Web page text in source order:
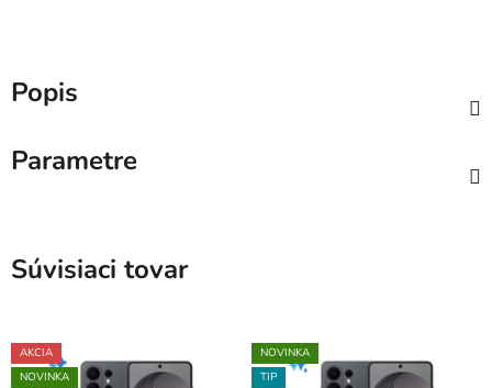
Popis
Parametre
Súvisiaci tovar
AKCIA
NOVINKA
NOVINKA
TIP